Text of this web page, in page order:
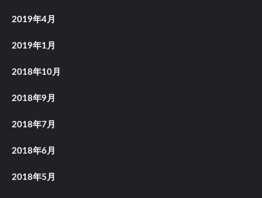
2019年4月
2019年1月
2018年10月
2018年9月
2018年7月
2018年6月
2018年5月